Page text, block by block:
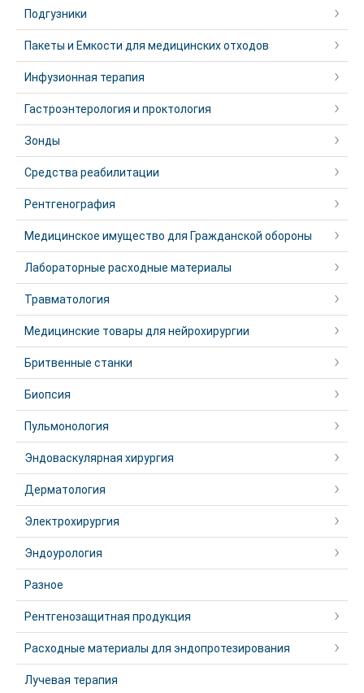
Подгузники
Пакеты и Емкости для медицинских отходов
Инфузионная терапия
Гастроэнтерология и проктология
Зонды
Средства реабилитации
Рентгенография
Медицинское имущество для Гражданской обороны
Лабораторные расходные материалы
Травматология
Медицинские товары для нейрохирургии
Бритвенные станки
Биопсия
Пульмонология
Эндоваскулярная хирургия
Дерматология
Электрохирургия
Эндоурология
Разное
Рентгенозащитная продукция
Расходные материалы для эндопротезирования
Лучевая терапия